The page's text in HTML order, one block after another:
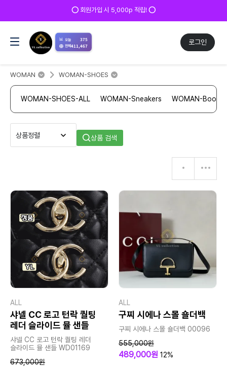
⭕ 회원가입 시 5,000p 적립! ⭕
로그인
📊 오늘 375
전체411,467
WOMAN WOMAN-SHOES
WOMAN-SHOES-ALL WOMAN-Sneakers WOMAN-Boots
상품 검색
ALL
샤넬 CC 로고 턴락 퀄팅
레더 슬라이드 뮬 샌들
샤넬 CC 로고 턴락 퀄팅 레더
슬라이드 뮬 샌들 WD01169
673,000원
ALL
구찌 시에나 스몰 숄더백
구찌 시에나 스몰 숄더백 00096
555,000원
489,000원 12%